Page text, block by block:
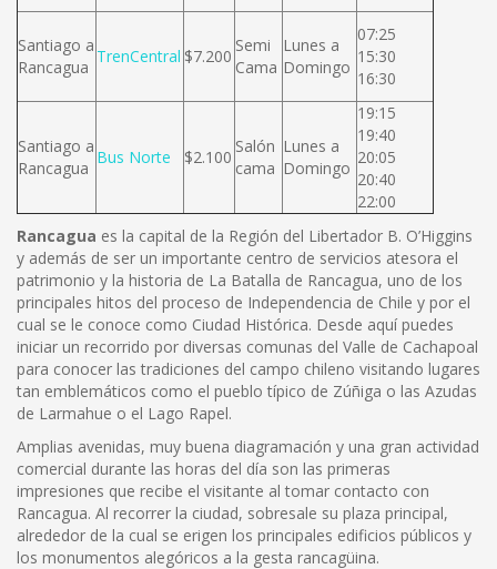
Santiago a
Rancagua
TrenCentral $7.200
Semi
Cama
Lunes a
Domingo
07:25
15:30
16:30
Santiago a
Rancagua
Bus Norte $2.100
Salón
cama
Lunes a
Domingo
19:15
19:40
20:05
20:40
22:00
Rancagua es la capital de la Región del Libertador B. O’Higgins
y además de ser un importante centro de servicios atesora el
patrimonio y la historia de La Batalla de Rancagua, uno de los
principales hitos del proceso de Independencia de Chile y por el
cual se le conoce como Ciudad Histórica. Desde aquí puedes
iniciar un recorrido por diversas comunas del Valle de Cachapoal
para conocer las tradiciones del campo chileno visitando lugares
tan emblemáticos como el pueblo típico de Zúñiga o las Azudas
de Larmahue o el Lago Rapel.
Amplias avenidas, muy buena diagramación y una gran actividad
comercial durante las horas del día son las primeras
impresiones que recibe el visitante al tomar contacto con
Rancagua. Al recorrer la ciudad, sobresale su plaza principal,
alrededor de la cual se erigen los principales edificios públicos y
los monumentos alegóricos a la gesta rancagüina.